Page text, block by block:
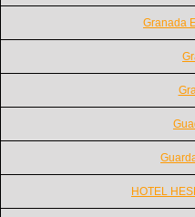
Granada
HOTEL